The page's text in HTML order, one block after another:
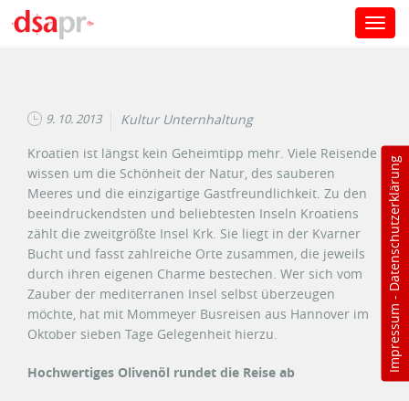
Impressum
-
Datenschutzerklärung
9. 10. 2013
Kultur Unternhaltung
Kroatien ist längst kein Geheimtipp mehr. Viele Reisende
wissen um die Schönheit der Natur, des sauberen
Meeres und die einzigartige Gastfreundlichkeit. Zu den
beeindruckendsten und beliebtesten Inseln Kroatiens
zählt die zweitgrößte Insel Krk. Sie liegt in der Kvarner
Bucht und fasst zahlreiche Orte zusammen, die jeweils
durch ihren eigenen Charme bestechen. Wer sich vom
Zauber der mediterranen Insel selbst überzeugen
möchte, hat mit Mommeyer Busreisen aus Hannover im
Oktober sieben Tage Gelegenheit hierzu.
Hochwertiges Olivenöl rundet die Reise ab